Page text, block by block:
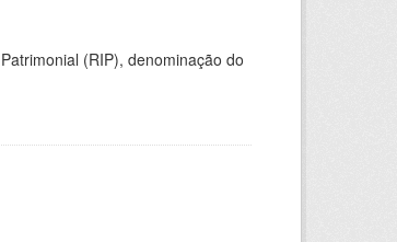
(RIP), denominação do